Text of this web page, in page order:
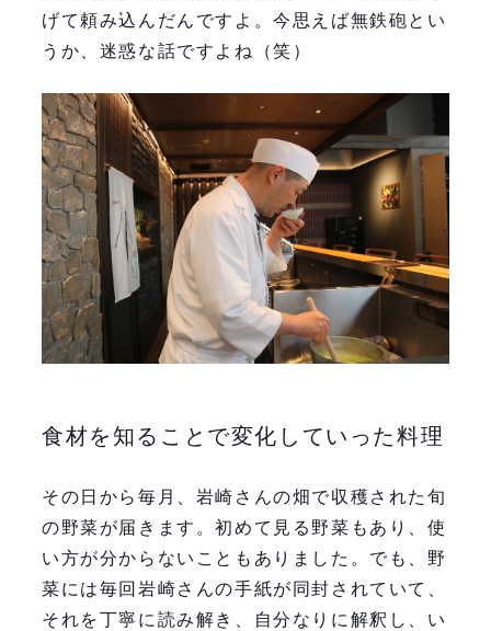
げて頼み込んだんですよ。今思えば無鉄砲とい
うか、迷惑な話ですよね（笑）
食材を知ることで変化していった料理
その日から毎月、岩崎さんの畑で収穫された旬
の野菜が届きます。初めて見る野菜もあり、使
い方が分からないこともありました。でも、野
菜には毎回岩崎さんの手紙が同封されていて、
それを丁寧に読み解き、自分なりに解釈し、い